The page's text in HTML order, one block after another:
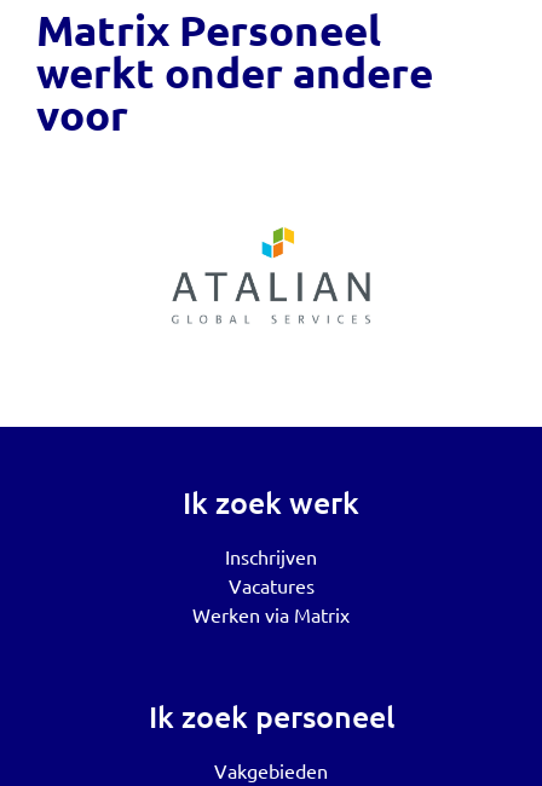
Matrix Personeel
werkt onder andere
voor
Ik zoek werk
Inschrijven
Vacatures
Werken via Matrix
Ik zoek personeel
Vakgebieden